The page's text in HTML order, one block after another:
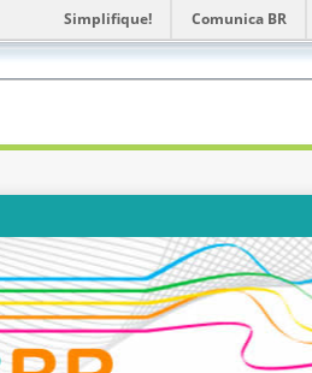
Simplifique! Comunica BR